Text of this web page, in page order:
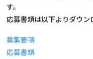
す。
応募書類は以下よりダウン
募集要項
応募書類